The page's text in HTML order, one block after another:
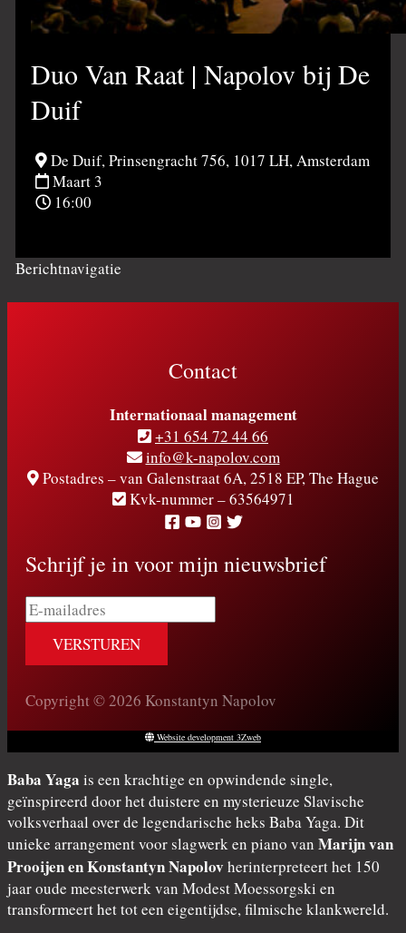
Duo Van Raat | Napolov bij De
Duif
De Duif, Prinsengracht 756, 1017 LH, Amsterdam
Maart 3
16:00
Berichtnavigatie
Contact
Internationaal management
+31 654 72 44 66
info@k-napolov.com
Postadres – van Galenstraat 6A, 2518 EP, The Hague
Kvk-nummer – 63564971
Schrijf je in voor mijn nieuwsbrief
E-
mailadres
Copyright © 2026 Konstantyn Napolov
Website development 3Zweb
Baba Yaga is een krachtige en opwindende single,
geïnspireerd door het duistere en mysterieuze Slavische
volksverhaal over de legendarische heks Baba Yaga. Dit
unieke arrangement voor slagwerk en piano van Marijn van
Prooijen en Konstantyn Napolov herinterpreteert het 150
jaar oude meesterwerk van Modest Moessorgski en
transformeert het tot een eigentijdse, filmische klankwereld.